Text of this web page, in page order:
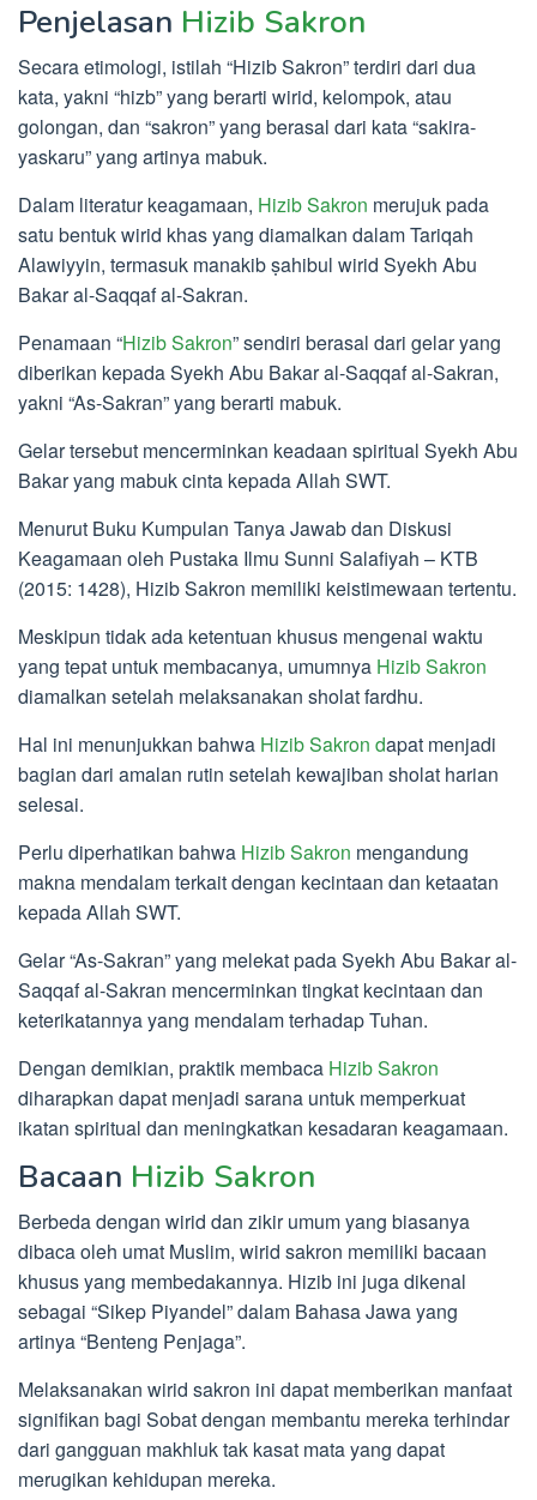
Penjelasan Hizib Sakron
Secara etimologi, istilah “Hizib Sakron” terdiri dari dua
kata, yakni “hizb” yang berarti wirid, kelompok, atau
golongan, dan “sakron” yang berasal dari kata “sakira-
yaskaru” yang artinya mabuk.
Dalam literatur keagamaan, Hizib Sakron merujuk pada
satu bentuk wirid khas yang diamalkan dalam Tariqah
Alawiyyin, termasuk manakib ṣahibul wirid Syekh Abu
Bakar al-Saqqaf al-Sakran.
Penamaan “Hizib Sakron” sendiri berasal dari gelar yang
diberikan kepada Syekh Abu Bakar al-Saqqaf al-Sakran,
yakni “As-Sakran” yang berarti mabuk.
Gelar tersebut mencerminkan keadaan spiritual Syekh Abu
Bakar yang mabuk cinta kepada Allah SWT.
Menurut Buku Kumpulan Tanya Jawab dan Diskusi
Keagamaan oleh Pustaka Ilmu Sunni Salafiyah – KTB
(2015: 1428), Hizib Sakron memiliki keistimewaan tertentu.
Meskipun tidak ada ketentuan khusus mengenai waktu
yang tepat untuk membacanya, umumnya Hizib Sakron
diamalkan setelah melaksanakan sholat fardhu.
Hal ini menunjukkan bahwa Hizib Sakron dapat menjadi
bagian dari amalan rutin setelah kewajiban sholat harian
selesai.
Perlu diperhatikan bahwa Hizib Sakron mengandung
makna mendalam terkait dengan kecintaan dan ketaatan
kepada Allah SWT.
Gelar “As-Sakran” yang melekat pada Syekh Abu Bakar al-
Saqqaf al-Sakran mencerminkan tingkat kecintaan dan
keterikatannya yang mendalam terhadap Tuhan.
Dengan demikian, praktik membaca Hizib Sakron
diharapkan dapat menjadi sarana untuk memperkuat
ikatan spiritual dan meningkatkan kesadaran keagamaan.
Bacaan Hizib Sakron
Berbeda dengan wirid dan zikir umum yang biasanya
dibaca oleh umat Muslim, wirid sakron memiliki bacaan
khusus yang membedakannya. Hizib ini juga dikenal
sebagai “Sikep Piyandel” dalam Bahasa Jawa yang
artinya “Benteng Penjaga”.
Melaksanakan wirid sakron ini dapat memberikan manfaat
signifikan bagi Sobat dengan membantu mereka terhindar
dari gangguan makhluk tak kasat mata yang dapat
merugikan kehidupan mereka.